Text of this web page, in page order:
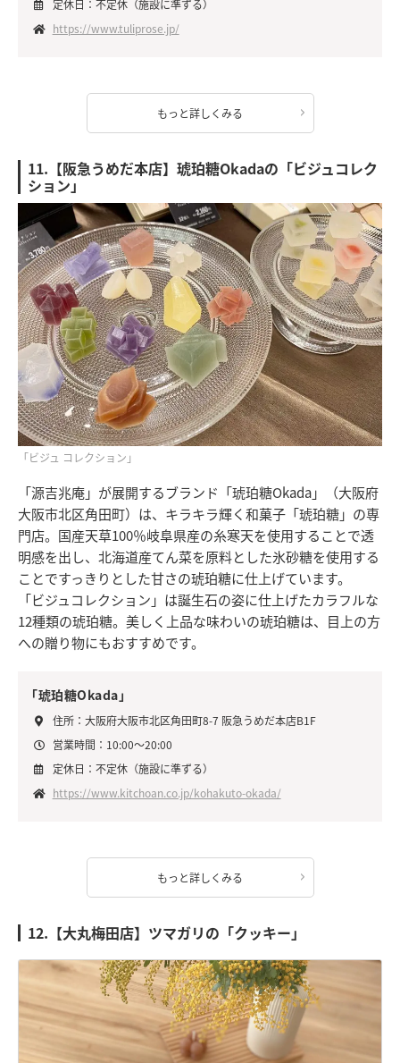
定休日：不定休（施設に準ずる）
https://www.tuliprose.jp/
もっと詳しくみる
11.【阪急うめだ本店】琥珀糖Okadaの「ビジュコレク
ション」
「ビジュ コレクション」
「源吉兆庵」が展開するブランド「琥珀糖Okada」（大阪府
大阪市北区角田町）は、キラキラ輝く和菓子「琥珀糖」の専
門店。国産天草100％岐阜県産の糸寒天を使用することで透
明感を出し、北海道産てん菜を原料とした氷砂糖を使用する
ことですっきりとした甘さの琥珀糖に仕上げています。
「ビジュコレクション」は誕生石の姿に仕上げたカラフルな
12種類の琥珀糖。美しく上品な味わいの琥珀糖は、目上の方
への贈り物にもおすすめです。
「琥珀糖Okada」
住所：大阪府大阪市北区角田町8-7 阪急うめだ本店B1F
営業時間：10:00～20:00
定休日：不定休（施設に準ずる）
https://www.kitchoan.co.jp/kohakuto-okada/
もっと詳しくみる
12.【大丸梅田店】ツマガリの「クッキー」